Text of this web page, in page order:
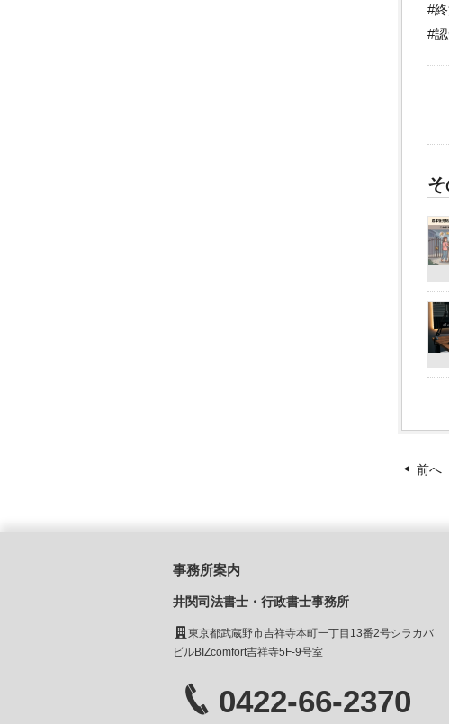
#
#
前へ
事務所案内
井関司法書士・行政書士事務所
東京都武蔵野市吉祥寺本町一丁目13番2号シラカバ
ビルBIZcomfort吉祥寺5F-9号室
0422-66-2370